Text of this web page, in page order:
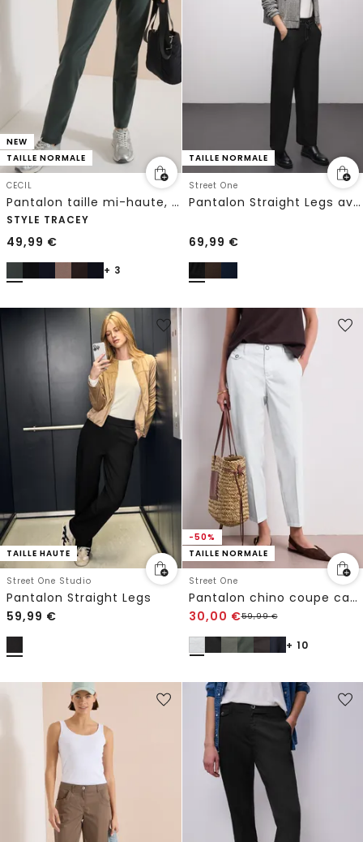
NEW
TAILLE NORMALE
CECIL
Pantalon taille mi-haute, coupe Slim Leg et style décontracté
STYLE TRACEY
49,99 €
+ 3
TAILLE NORMALE
Street One
Pantalon Straight Legs avec ruban adhésif
69,99 €
TAILLE HAUTE
Street One Studio
Pantalon Straight Legs
59,99 €
-50%
TAILLE NORMALE
Street One
Pantalon chino coupe casual en matière douce
30,00 €59,99€
+ 10